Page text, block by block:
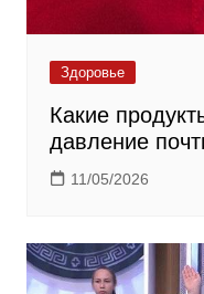
Здоровье
Какие
давление
11/05/2026